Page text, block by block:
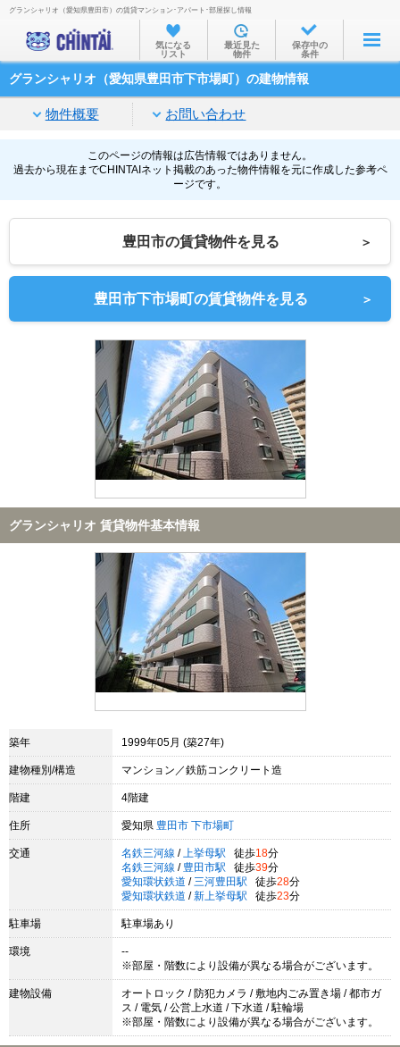
お部屋を探す
沿線・駅から
住所から
家賃相場から
通勤通学時間から
物件特集から
不動産会社から
TOP
グランシャリオ（愛知県豊田市）の賃貸マンション･アパート･部屋探し情報
気になる
リスト
最近見た
物件
保存中の
条件
グランシャリオ（愛知県豊田市下市場町）の建物情報
物件概要 お問い合わせ
このページの情報は広告情報ではありません。
過去から現在までCHINTAIネット掲載のあった物件情報を元に作成した参考ペ
ージです。
豊田市の賃貸物件を見る ＞
豊田市下市場町の賃貸物件を見る ＞
グランシャリオ 賃貸物件基本情報
築年 1999年05月 (築27年)
建物種別/構造 マンション／鉄筋コンクリート造
階建 4階建
住所 愛知県 豊田市 下市場町
交通 名鉄三河線 / 上挙母駅 徒歩18分
名鉄三河線 / 豊田市駅 徒歩39分
愛知環状鉄道 / 三河豊田駅 徒歩28分
愛知環状鉄道 / 新上挙母駅 徒歩23分
駐車場 駐車場あり
環境
--
※部屋・階数により設備が異なる場合がございます。
建物設備
オートロック / 防犯カメラ / 敷地内ごみ置き場 / 都市ガ
ス / 電気 / 公営上水道 / 下水道 / 駐輪場
※部屋・階数により設備が異なる場合がございます。